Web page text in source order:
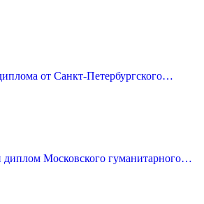
от Санкт-Петербургского…
диплом Московского гуманитарного…